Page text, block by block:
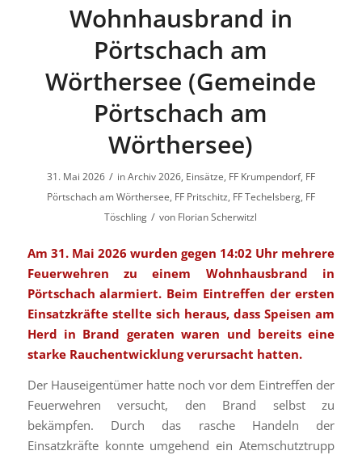
Wohnhausbrand in
Pörtschach am
Wörthersee (Gemeinde
Pörtschach am
Wörthersee)
31. Mai 2026 / inArchiv 2026, Einsätze, FF Krumpendorf, FF
Pörtschach am Wörthersee, FF Pritschitz, FF Techelsberg, FF
Töschling / von Florian Scherwitzl
Am 31. Mai 2026 wurden gegen 14:02 Uhr mehrere
Feuerwehren zu einem Wohnhausbrand in
Pörtschach alarmiert. Beim Eintreffen der ersten
Einsatzkräfte stellte sich heraus, dass Speisen am
Herd in Brand geraten waren und bereits eine
starke Rauchentwicklung verursacht hatten.
Der Hauseigentümer hatte noch vor dem Eintreffen der
Feuerwehren versucht, den Brand selbst zu
bekämpfen. Durch das rasche Handeln der
Einsatzkräfte konnte umgehend ein Atemschutztrupp